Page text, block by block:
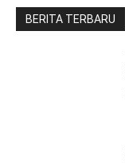
BERITA TERBARU